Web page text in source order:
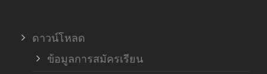
ดาวน์โหลด
ข้อมูลการสมัครเรียน